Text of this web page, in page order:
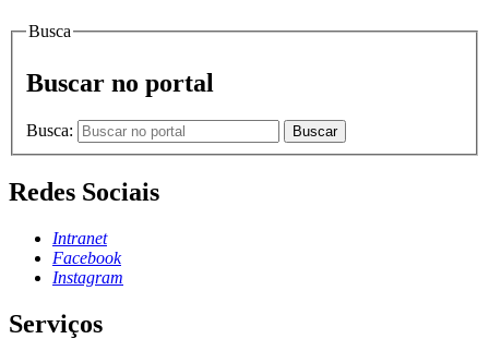
Busca
Buscar no portal
Busca: Buscar
Redes Sociais
Intranet
Facebook
Instagram
Serviços